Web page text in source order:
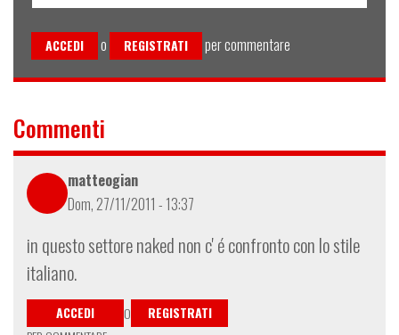
ACCEDI o REGISTRATI per commentare
Commenti
matteogian
Dom, 27/11/2011 - 13:37
in questo settore naked non c' é confronto con lo stile
italiano.
ACCEDI O
REGISTRATI